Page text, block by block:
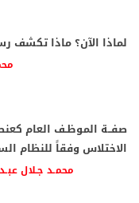
لماذا الآن؟ ماذا تكشف
صفــة الموظـف العام
الاختلاس وفقاً للنظام
محمـد جـلال